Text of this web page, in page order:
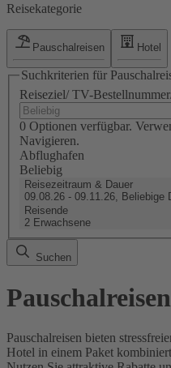
Reisekategorie
Pauschalreisen Hotel
Suchkriterien für
Reiseziel/ TV-
0 Optionen verfügbar.
Navigieren.
Abflughafen
Beliebig
Reisezeitraum & Dauer
09.08.26 - 09.11.26, Beliebige
Reisende
2 Erwachsene
Suchen
Pauschalreisen bieten
Hotel in einem Paket